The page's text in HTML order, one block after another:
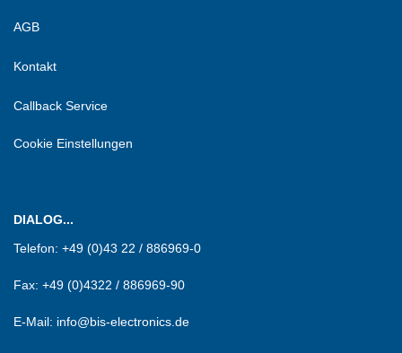
AGB
Kontakt
Callback Service
Cookie Einstellungen
DIALOG...
Telefon: +49 (0)43 22 / 886969-0
Fax: +49 (0)4322 / 886969-90
E-Mail: info@bis-electronics.de